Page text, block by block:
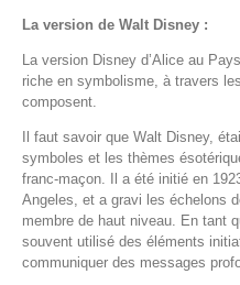
La version de Walt Disney :
La version Disney d’Alice au
riche en symbolisme, à travers
composent.
Il faut savoir que Walt Disney,
symboles et les thèmes
franc-maçon. Il a été initié en
Angeles, et a gravi les échelons
membre de haut niveau. En tant
souvent utilisé des éléments
communiquer des messages